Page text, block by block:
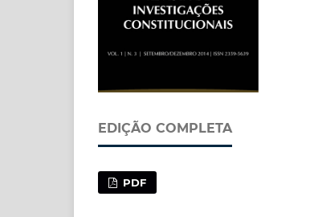
EDIÇÃO COMPLETA
PDF